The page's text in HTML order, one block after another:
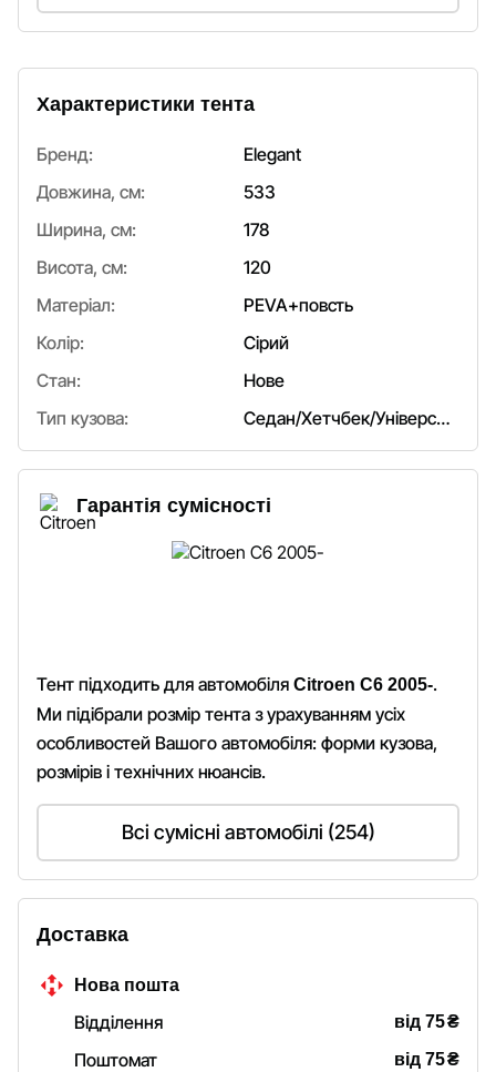
Характеристики тента
Бренд:
Elegant
Довжина, см:
533
Ширина, см:
178
Висота, см:
120
Матеріал:
PEVA+повсть
Колір:
Сірий
Стан:
Нове
Тип кузова:
Седан/Хетчбек/Універсал
Гарантія сумісності
Тент підходить для автомобіля Citroen C6 2005-.
Ми підібрали розмір тента з урахуванням усіх
особливостей Вашого автомобіля: форми кузова,
розмірів і технічних нюансів.
Всі сумісні автомобілі (254)
Доставка
Нова пошта
Відділення від 75₴
Поштомат
від 75₴